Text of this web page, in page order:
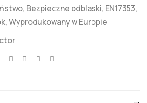
, Bezpieczne odblaski, EN17353,
,Wyprodukowany w Europie